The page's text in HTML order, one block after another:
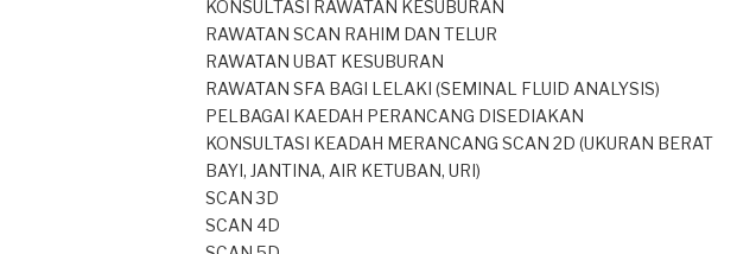
KONSULTASI RAWATAN KESUBURAN
RAWATAN SCAN RAHIM DAN TELUR
RAWATAN UBAT KESUBURAN
RAWATAN SFA BAGI LELAKI (SEMINAL FLUID ANALYSIS)
PELBAGAI KAEDAH PERANCANG DISEDIAKAN
KONSULTASI KEADAH MERANCANG SCAN 2D (UKURAN BERAT
BAYI, JANTINA, AIR KETUBAN, URI)
SCAN 3D
SCAN 4D